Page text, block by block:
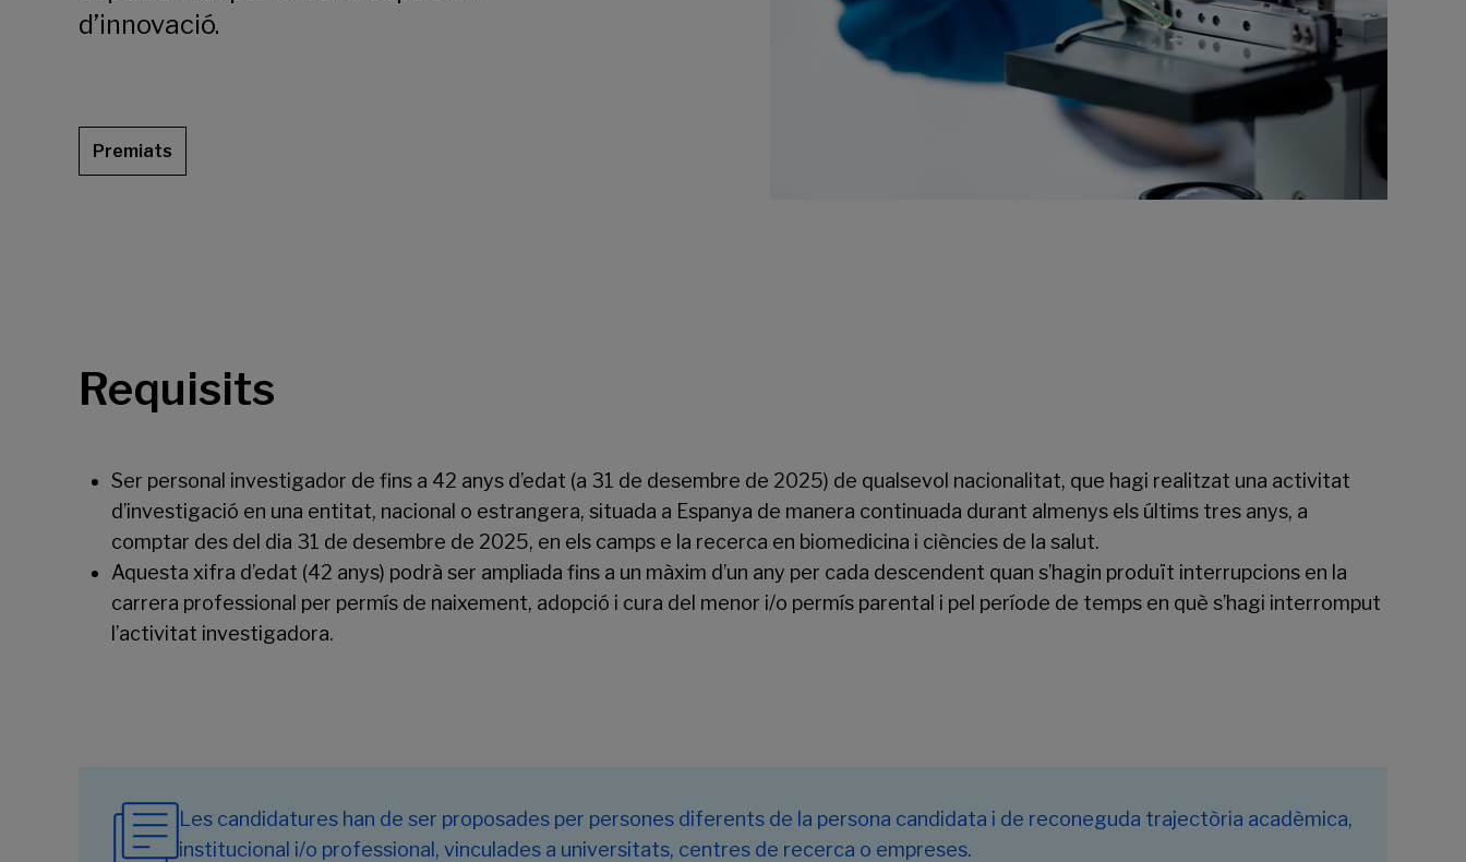
d’innovació.
Premiats
Requisits
Ser personal investigador de fins a 42 anys d’edat (a 31 de desembre de 2025) de qualsevol nacionalitat, que hagi realitzat una activitat
d’investigació en una entitat, nacional o estrangera, situada a Espanya de manera continuada durant almenys els últims tres anys, a
comptar des del dia 31 de desembre de 2025, en els camps e la recerca en biomedicina i ciències de la salut.
Aquesta xifra d’edat (42 anys) podrà ser ampliada fins a un màxim d’un any per cada descendent quan s’hagin produït interrupcions en la
carrera professional per permís de naixement, adopció i cura del menor i/o permís parental i pel període de temps en què s’hagi interromput
l’activitat investigadora.
Les candidatures han de ser proposades per persones diferents de la persona candidata i de reconeguda trajectòria acadèmica,
institucional i/o professional, vinculades a universitats, centres de recerca o empreses.